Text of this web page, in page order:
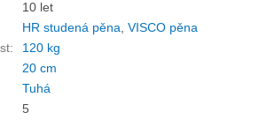
10 let
HR studená pěna VISCO pěna
:
120 kg
20 cm
Tuhá
5